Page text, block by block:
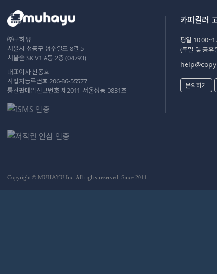
㈜무하유
서울시 성동구 성수일로 8길 5
서울숲 SK V1 A동 2층 (04793)
대표이사 신동호
사업자등록번호 206-86-55577
통신판매업신고번호 제2011-서울성동-0831호
카피킬러
평일
(주말 및 공휴
문의하기
Copyright © MUHAYU Inc. All rights reserved. Since 2011